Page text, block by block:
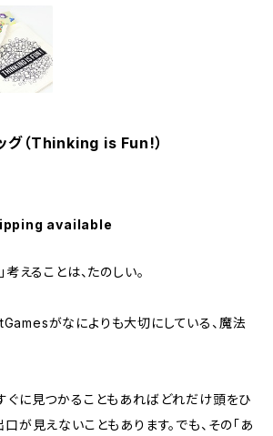
グ（Thinking is Fun!）
available
えることは、たのしい。
がなによりも大切にしている、魔法
ぐに見つかることもあればどれだけ頭をひ
が見えないこともあります。でも、その「あ